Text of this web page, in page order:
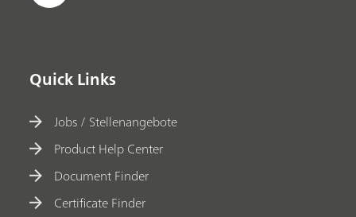
Quick Links
Jobs / Stellenangebote
Product Help Center
Document Finder
Certificate Finder